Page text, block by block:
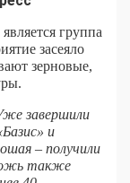
группа
засеяло
зерновые,
завершили
и
– получили
также